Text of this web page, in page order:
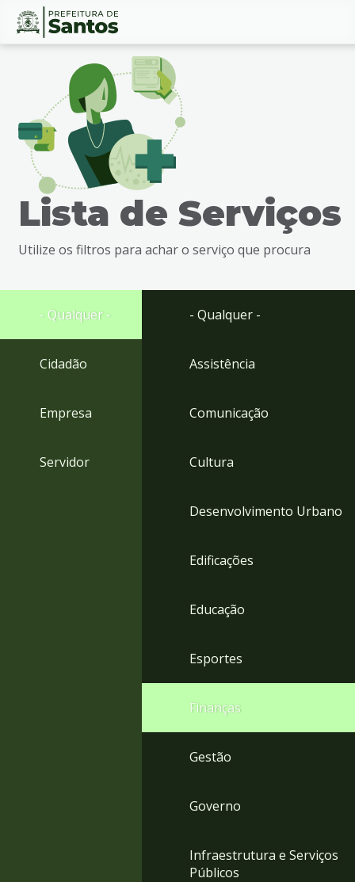
Ir
busca
Ir
rodapé
Conteúdo
Lista de Serviços
Utilize os filtros para achar o serviço que procura
- Qualquer -
Cidadão
Empresa
Servidor
- Qualquer -
Assistência
Comunicação
Cultura
Desenvolvimento Urbano
Edificações
Educação
Esportes
Finanças
Gestão
Governo
Infraestrutura e Serviços
Públicos